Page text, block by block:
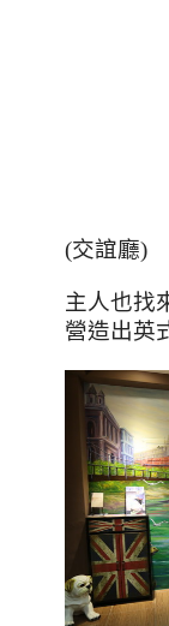
(交誼廳)
主人也找
營造出英